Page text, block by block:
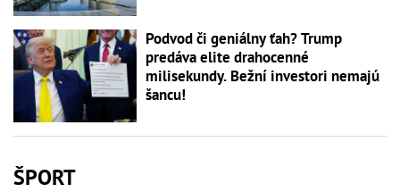
Podvod či geniálny ťah? Trump
predáva elite drahocenné
milisekundy. Bežní investori nemajú
šancu!
ŠPORT